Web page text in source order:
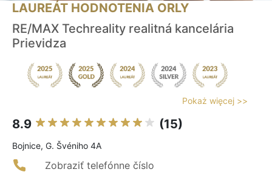
LAUREÁT HODNOTENIA ORLY
RE/MAX Techreality realitná kancelária
Prievidza
Pokaż więcej >>
8.9 (15)
Bojnice, G. Švéniho 4A
Zobraziť telefónne číslo